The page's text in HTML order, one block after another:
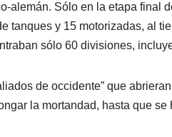
alemán. Sólo en la etapa final
tanques y 15 motorizadas, al
sólo 60 divisiones,
de occidente” que
la mortandad, hasta que se